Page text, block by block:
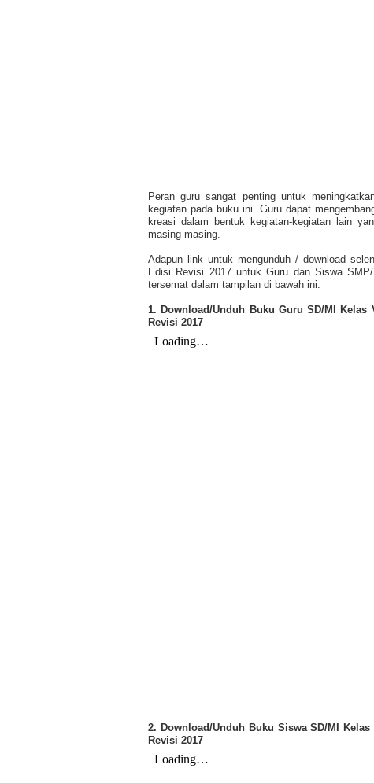
Peran guru sangat penting untuk
kegiatan pada buku ini. Guru dapat
kreasi dalam bentuk kegiatan-kegiatan lain
masing-masing.
Adapun link untuk mengunduh / download
Edisi Revisi 2017 untuk Guru dan Siswa
tersemat dalam tampilan di bawah ini:
1. Download/Unduh Buku Guru SD/MI
Revisi 2017
2. Download/Unduh Buku Siswa SD/MI
Revisi 2017